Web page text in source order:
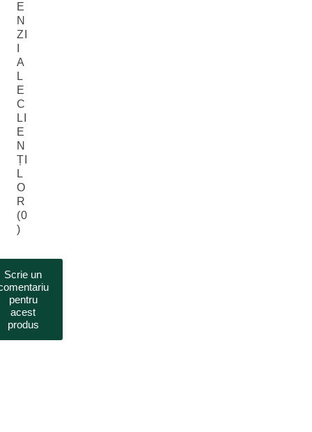
E
N
ZI
A
L
E
C
LI
E
N
ȚI
L
O
R
(0
)
Scrie un
pentru
acest
produs